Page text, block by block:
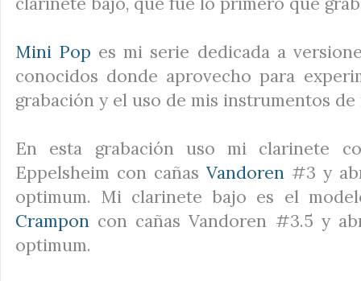
Mini Pop es mi serie dedicada a
conocidos donde aprovecho para
grabación y el uso de mis instrumentos
En esta grabación uso mi clarinete
Eppelsheim con cañas Vandoren #3 y
optimum. Mi clarinete bajo es el
Crampon con cañas Vandoren #3.5 y
optimum.